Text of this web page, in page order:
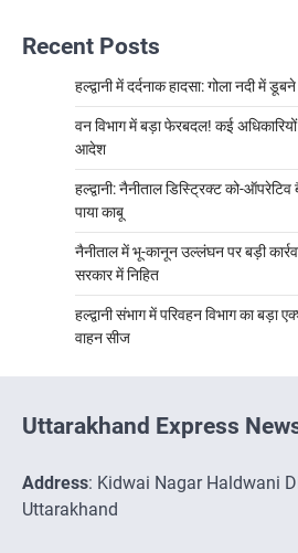
Recent Posts
हल्द्वानी में दर्दनाक हादसा: गोला नदी में
वन विभाग में बड़ा फेरबदल! कई
आदेश
हल्द्वानी: नैनीताल डिस्ट्रिक्ट को-
पाया काबू
नैनीताल में भू-कानून उल्लंघन पर बड़ी
सरकार में निहित
हल्द्वानी संभाग में परिवहन विभाग का बड़ा
वाहन सीज
Uttarakhand Express
Address: Kidwai Nagar Haldwani
Uttarakhand